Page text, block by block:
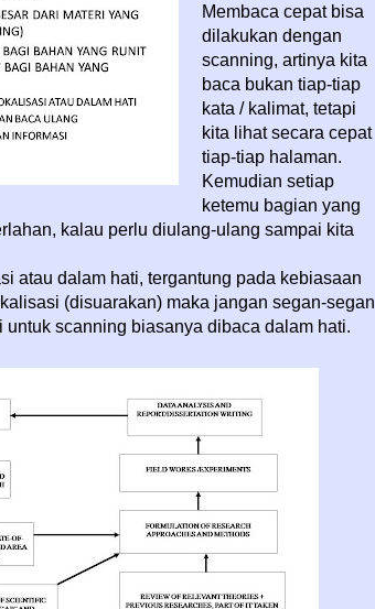
Membaca cepat bisa
dilakukan dengan
scanning, artinya kita
baca bukan tiap-tiap
kata / kalimat, tetapi
kita lihat secara cepat
tiap-tiap halaman.
Kemudian setiap
ketemu bagian yang
kalau perlu diulang-ulang sampai kita
atau dalam hati, tergantung pada kebiasaan
(disuarakan) maka jangan segan-segan
untuk scanning biasanya dibaca dalam hati.